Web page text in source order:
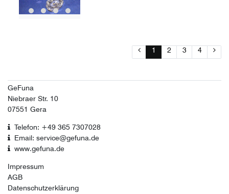
1 2 3 4
GeFuna
Niebraer Str. 10
07551 Gera
Telefon: +49 365 7307028
Email: service@gefuna.de
www.gefuna.de
Impressum
AGB
Datenschutzerklärung